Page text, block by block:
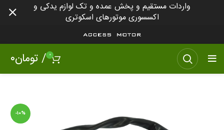
۰ /تومان۰
-۱۰%
واردات مستقیم و پخش عمده و تک لوازم یدکی و
اکسسوری موتورهای اسکوتری